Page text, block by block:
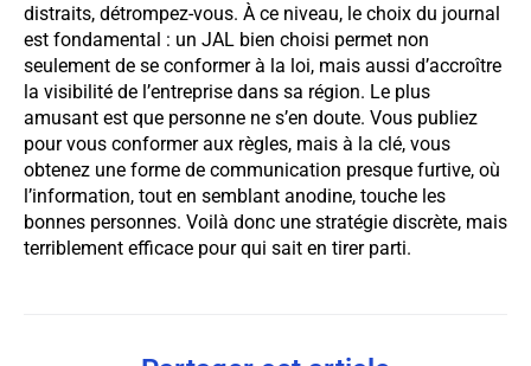
distraits, détrompez-vous. À ce niveau, le choix du journal
est fondamental : un JAL bien choisi permet non
seulement de se conformer à la loi, mais aussi d’accroître
la visibilité de l’entreprise dans sa région. Le plus
amusant est que personne ne s’en doute. Vous publiez
pour vous conformer aux règles, mais à la clé, vous
obtenez une forme de communication presque furtive, où
l’information, tout en semblant anodine, touche les
bonnes personnes. Voilà donc une stratégie discrète, mais
terriblement efficace pour qui sait en tirer parti.